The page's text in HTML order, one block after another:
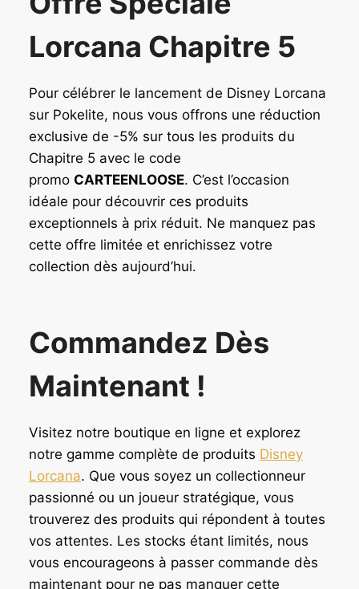
Lorcana Chapitre 5
Pour célébrer le lancement de Disney Lorcana
sur Pokelite, nous vous offrons une réduction
exclusive de -5% sur tous les produits du
Chapitre 5 avec le code
promo CARTEENLOOSE. C’est l’occasion
idéale pour découvrir ces produits
exceptionnels à prix réduit. Ne manquez pas
cette offre limitée et enrichissez votre
collection dès aujourd’hui.
Commandez Dès
Maintenant !
Visitez notre boutique en ligne et explorez
notre gamme complète de produits Disney
Lorcana. Que vous soyez un collectionneur
passionné ou un joueur stratégique, vous
trouverez des produits qui répondent à toutes
vos attentes. Les stocks étant limités, nous
vous encourageons à passer commande dès
maintenant pour ne pas manquer cette